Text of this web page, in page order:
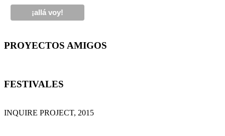
PROYECTOS AMIGOS
FESTIVALES
INQUIRE PROJECT, 2015